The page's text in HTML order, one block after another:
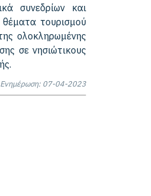
συνεδρίων και
θέματα τουρισμού
ολοκληρωμένης
σε νησιώτικους
Ενημέρωση: 07-04-2023